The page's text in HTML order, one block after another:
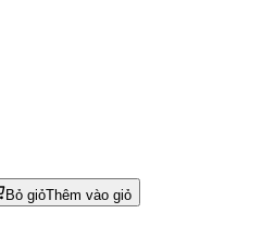
Bỏ giỏThêm vào giỏ